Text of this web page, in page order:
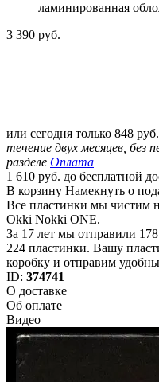
ламинированная
3 390 руб.
или сегодня только 848 руб.
течение двух месяцев, без
разделе Оплата
1 610 руб. до бесплатной
В корзину Намекнуть о
Все пластинки мы чистим
Okki Nokki ONE.
За 17 лет мы отправили
224 пластинки. Вашу
коробку и отправим
ID: 374741
О доставке
Об оплате
Видео